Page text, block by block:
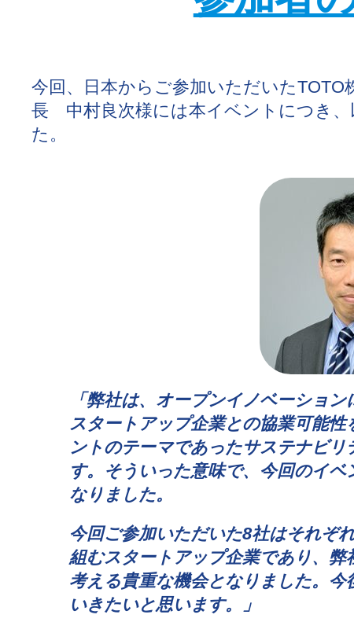
今回、日本からご参加いただいた
長 中村良次様には本イベントにつき
た。
「弊社は、オープンイノベーショ
スタートアップ企業との協業可能性
ントのテーマであったサステナビリ
す。
そういった意味で、今回のイ
なりました。
今回ご参加いただいた8社はそれぞ
組むスタートアップ企業であり、
考える貴重な機会となりました。 今
いきたいと思います。」